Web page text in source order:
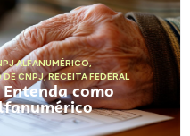
ALFANUMÉRICO,
DE CNPJ,RECEITA FEDERAL
como